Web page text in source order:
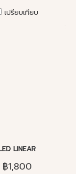
เปรียบเทียบ
LINEAR
฿1,800